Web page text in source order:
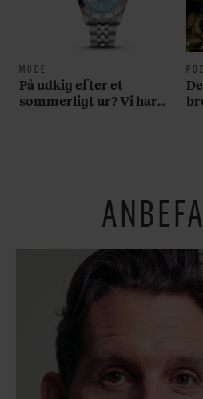
MODE
På udkig efter et
sommerligt ur? Vi har